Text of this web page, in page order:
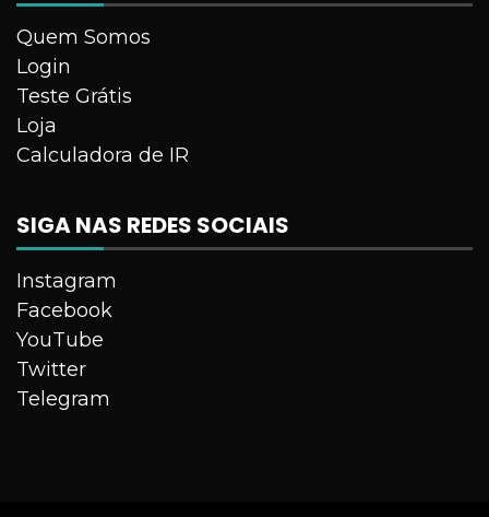
Quem Somos
Login
Teste Grátis
Loja
Calculadora de IR
SIGA NAS REDES SOCIAIS
Instagram
Facebook
YouTube
Twitter
Telegram